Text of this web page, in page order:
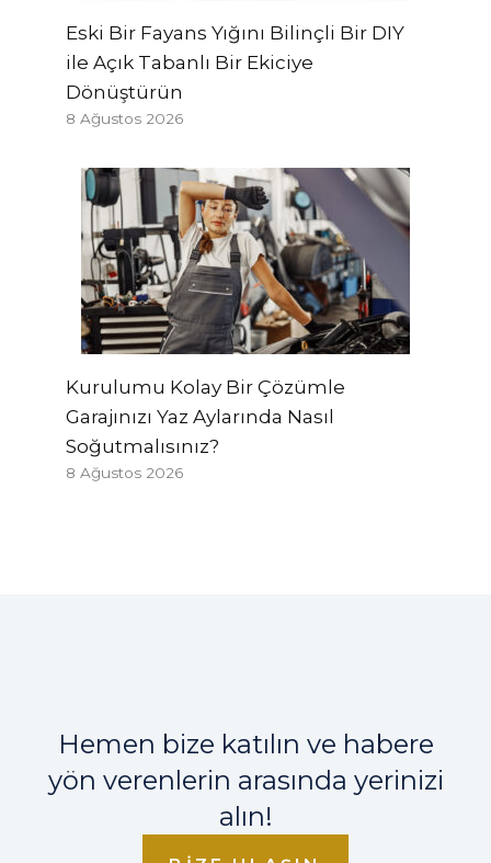
Eski Bir Fayans Yığını Bilinçli Bir DIY
ile Açık Tabanlı Bir Ekiciye
Dönüştürün
8 Ağustos 2026
Kurulumu Kolay Bir Çözümle
Garajınızı Yaz Aylarında Nasıl
Soğutmalısınız?
8 Ağustos 2026
Hemen bize katılın ve habere
yön verenlerin arasında yerinizi
alın!